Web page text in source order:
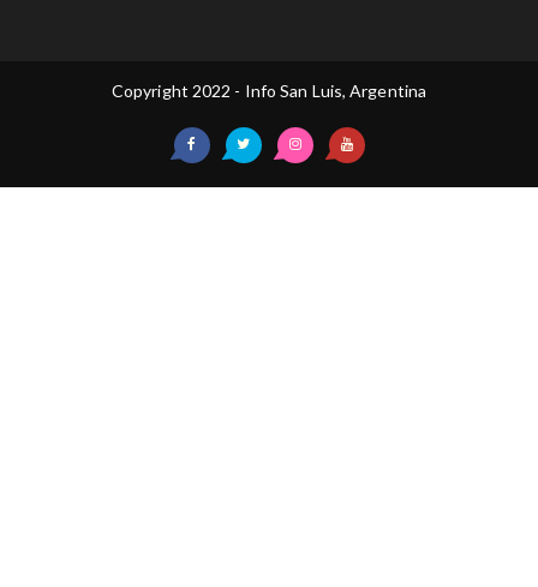
Copyright 2022 - Info San Luis, Argentina